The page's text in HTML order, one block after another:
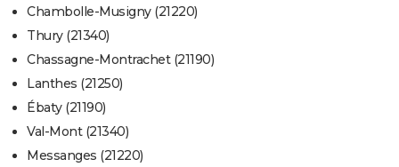
Chambolle-Musigny (21220)
Thury (21340)
Chassagne-Montrachet (21190)
Lanthes (21250)
Ébaty (21190)
Val-Mont (21340)
Messanges (21220)